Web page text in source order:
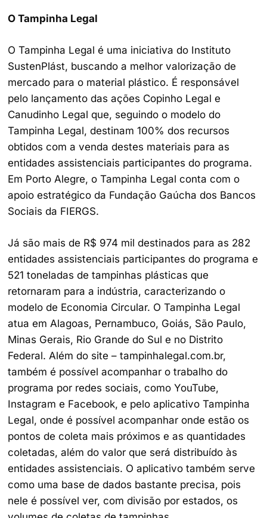
O Tampinha Legal
O Tampinha Legal é uma iniciativa do Instituto
SustenPlást, buscando a melhor valorização de
mercado para o material plástico. É responsável
pelo lançamento das ações Copinho Legal e
Canudinho Legal que, seguindo o modelo do
Tampinha Legal, destinam 100% dos recursos
obtidos com a venda destes materiais para as
entidades assistenciais participantes do programa.
Em Porto Alegre, o Tampinha Legal conta com o
apoio estratégico da Fundação Gaúcha dos Bancos
Sociais da FIERGS.
Já são mais de R$ 974 mil destinados para as 282
entidades assistenciais participantes do programa e
521 toneladas de tampinhas plásticas que
retornaram para a indústria, caracterizando o
modelo de Economia Circular. O Tampinha Legal
atua em Alagoas, Pernambuco, Goiás, São Paulo,
Minas Gerais, Rio Grande do Sul e no Distrito
Federal. Além do site – tampinhalegal.com.br,
também é possível acompanhar o trabalho do
programa por redes sociais, como YouTube,
Instagram e Facebook, e pelo aplicativo Tampinha
Legal, onde é possível acompanhar onde estão os
pontos de coleta mais próximos e as quantidades
coletadas, além do valor que será distribuído às
entidades assistenciais. O aplicativo também serve
como uma base de dados bastante precisa, pois
nele é possível ver, com divisão por estados, os